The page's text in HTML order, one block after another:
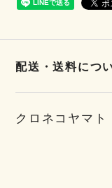
配送・送料につ
クロネコヤマト